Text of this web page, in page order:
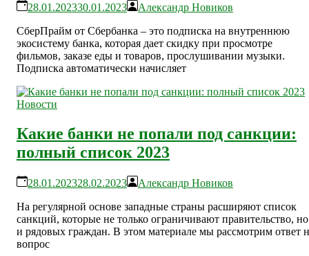
28.01.202330.01.2023
Александр Новиков
СберПрайм от Сбербанка – это подписка на внутреннюю
экосистему банка, которая дает скидку при просмотре
фильмов, заказе еды и товаров, прослушивании музыки.
Подписка автоматически начисляет
Новости
Какие банки не попали под санкции:
полный список 2023
28.01.202328.02.2023
Александр Новиков
На регулярной основе западные страны расширяют список
санкций, которые не только ограничивают правительство, но
и рядовых граждан. В этом материале мы рассмотрим ответ
вопрос